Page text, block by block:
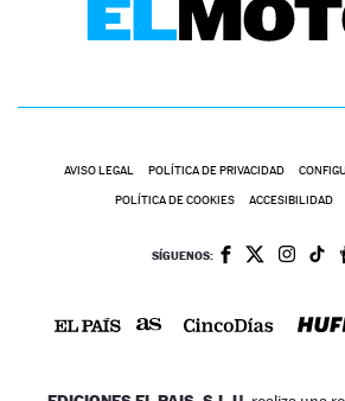
AVISO LEGAL POLÍTICA DE PRIVACIDAD
POLÍTICA DE COOKIES ACCESIBILIDAD
SÍGUENOS: